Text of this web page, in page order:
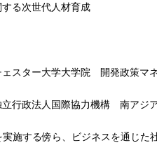
する次世代人材育成
ェスター大学大学院 開発政策マ
行政法人国際協力機構 南アジ
施する傍ら、ビジネスを通じ